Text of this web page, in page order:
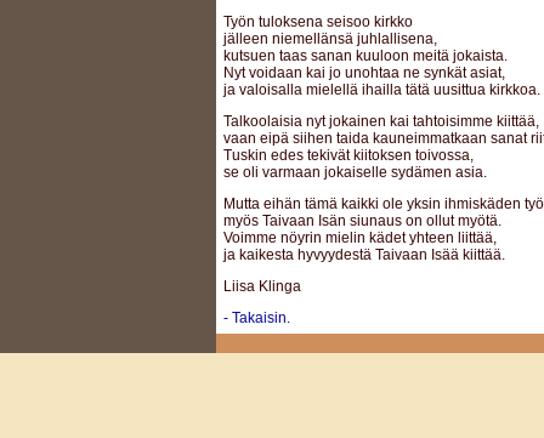
Työn tuloksena seisoo kirkko
jälleen niemellänsä juhlallisena,
kutsuen taas sanan kuuloon meitä jokaista.
Nyt voidaan kai jo unohtaa ne synkät asiat,
ja valoisalla mielellä ihailla tätä uusittua kirkkoa.
Talkoolaisia nyt jokainen kai tahtoisimme kiittää,
vaan eipä siihen taida kauneimmatkaan sanat
Tuskin edes tekivät kiitoksen toivossa,
se oli varmaan jokaiselle sydämen asia.
Mutta eihän tämä kaikki ole yksin ihmiskäden
myös Taivaan Isän siunaus on ollut myötä.
Voimme nöyrin mielin kädet yhteen liittää,
ja kaikesta hyvyydestä Taivaan Isää kiittää.
Liisa Klinga
- Takaisin.